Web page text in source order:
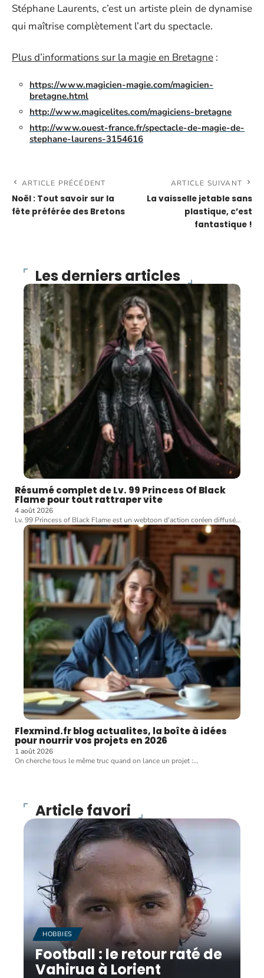
Stéphane Laurents, c’est un artiste plein de dynamise
qui maîtrise complètement l’art du spectacle.
Plus d’informations sur la magie en Bretagne :
https://www.magicien-magie.com/magicien-
bretagne.html
http://www.magicelites.com/magiciens-bretagne
http://www.ouest-france.fr/spectacle-de-magie-de-
stephane-laurens-3154616
ARTICLE PRÉCÉDENT
Noël : Tout savoir sur la
fête préférée des Bretons
ARTICLE SUIVANT
La vaisselle jetable sans
plastique, c’est
fantastique !
Les derniers articles
Résumé complet de Lv. 99 Princess Of Black
Flame pour tout rattraper vite
4 août 2026
Lv. 99 Princess of Black Flame est un webtoon d'action coréen diffusé…
Flexmind.fr blog actualites, la boîte à idées
pour nourrir vos projets en 2026
1 août 2026
On cherche tous le même truc quand on lance un projet :…
Article favori
HOBBIES
Football : le retour raté de
Vahirua à Lorient